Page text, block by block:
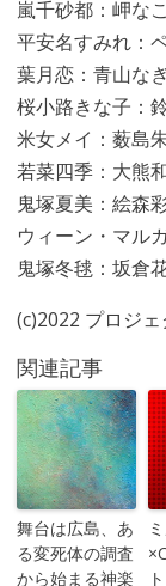
嵐千砂都：岬なこ
平安名すみれ：
葉月恋：青山な
桜小路きな子：
米女メイ：薮島
若菜四季：大熊
鬼塚夏美：絵森
ウィーン・マル
鬼塚冬毬：坂倉
(c)2022 プロジ
関連記事
舞台は広島、あ
る変死体の調査
から始まる神楽